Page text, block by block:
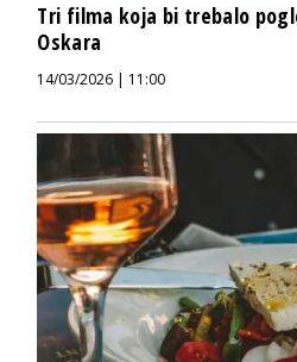
Tri filma koja bi trebalo
Oskara
14/03/2026 | 11:00